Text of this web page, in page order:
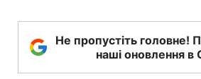
Не пропустіть головне!
наші оновлення в